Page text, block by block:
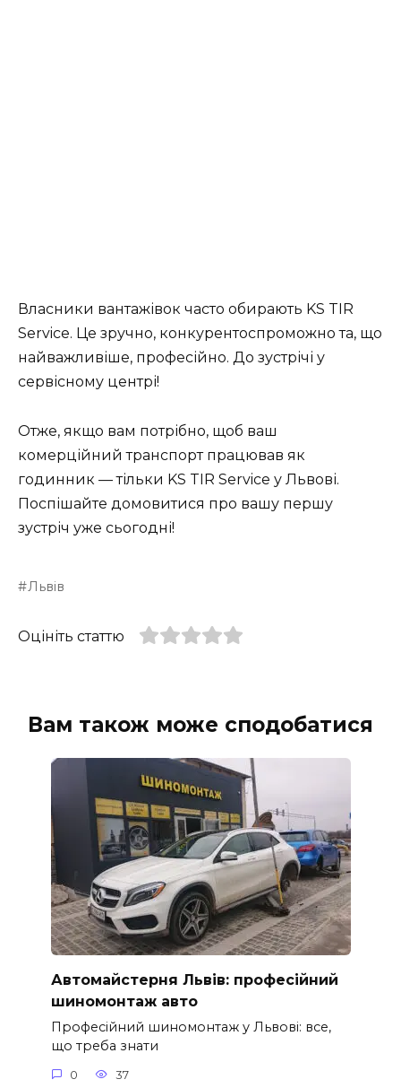
Власники вантажівок часто обирають KS TIR
Service. Це зручно, конкурентоспроможно та, що
найважливіше, професійно. До зустрічі у
сервісному центрі!
Отже, якщо вам потрібно, щоб ваш
комерційний транспорт працював як
годинник — тільки KS TIR Service у Львові.
Поспішайте домовитися про вашу першу
зустріч уже сьогодні!
Львів
Оцініть статтю
Вам також може сподобатися
Автомайстерня Львів: професійний
шиномонтаж авто
Професійний шиномонтаж у Львові: все,
що треба знати
0 37